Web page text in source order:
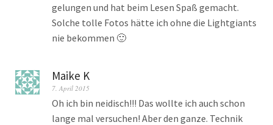
gelungen und hat beim Lesen Spaß gemacht.
Solche tolle Fotos hätte ich ohne die Lightgiants
nie bekommen 🙂
Maike K
7. April 2015
Oh ich bin neidisch!!! Das wollte ich auch schon
lange mal versuchen! Aber den ganze. Technik